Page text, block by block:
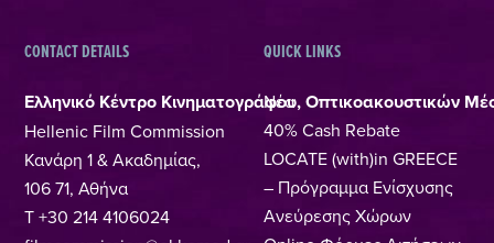
CONTACT DETAILS
Ελληνικό Κέντρο Κινηματογράφου, Οπτικοακουστικών
Hellenic Film Commission
Κανάρη 1 & Ακαδημίας,
106 71, Αθήνα
T +30 214 4106024
QUICK LINKS
Νέα
40% Cash Rebate
LOCATE (with)in GREECE
– Πρόγραμμα Ενίσχυσης
Ανεύρεσης Χώρων